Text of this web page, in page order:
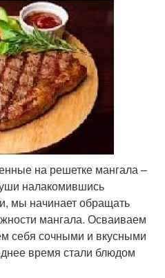
на решетке мангала –
налакомившись
мы начинает обращать
мангала. Осваиваем
себя сочными и вкусными
время стали блюдом